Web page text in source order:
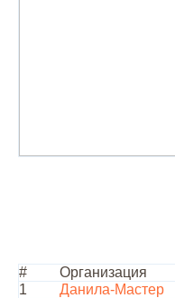
# Организация
1
Данила-Мастер